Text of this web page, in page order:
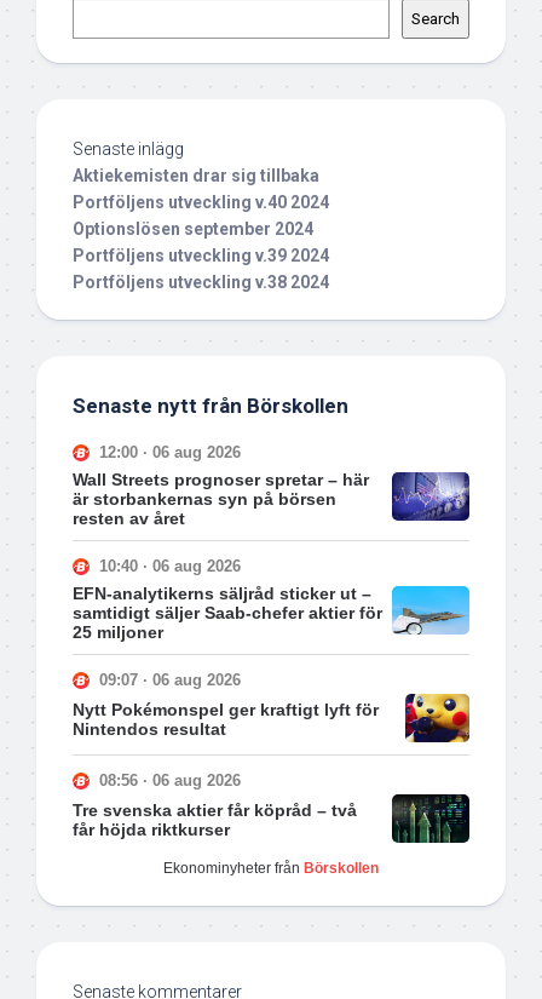
Search
Senaste inlägg
Aktiekemisten drar sig tillbaka
Portföljens utveckling v.40 2024
Optionslösen september 2024
Portföljens utveckling v.39 2024
Portföljens utveckling v.38 2024
Senaste nytt från Börskollen
12:00 · 06 aug 2026
Wall Streets prognoser spretar – här
är storbankernas syn på börsen
resten av året
10:40 · 06 aug 2026
EFN-analytikerns säljråd sticker ut –
samtidigt säljer Saab-chefer aktier för
25 miljoner
09:07 · 06 aug 2026
Nytt Pokémonspel ger kraftigt lyft för
Nintendos resultat
08:56 · 06 aug 2026
Tre svenska aktier får köpråd – två
får höjda riktkurser
Ekonominyheter från Börskollen
Senaste kommentarer